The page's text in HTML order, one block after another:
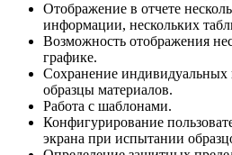
Отображение в отчете
информации, нескольких
Возможность отображения
графике.
Сохранение индивидуальных
образцы материалов.
Работа с шаблонами.
Конфигурирование
экрана при испытании